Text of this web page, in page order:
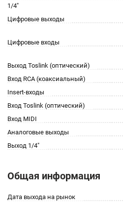
1/4"
Цифровые выходы
Цифровые входы
Выход Toslink (оптический)
Вход RCA (коаксиальный)
Insert-входы
Вход Toslink (оптический)
Вход MIDI
Аналоговые выходы
Выход 1/4"
Общая информация
Дата выхода на рынок